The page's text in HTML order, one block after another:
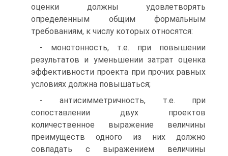
оценки должны удовлетворять
определенным общим формальным
требованиям, к числу которых относятся:
- монотонность, т.е. при повышении
результатов и уменьшении затрат оценка
эффективности проекта при прочих равных
условиях должна повышаться;
- антисимметричность, т.е. при
сопоставлении двух проектов
количественное выражение величины
преимуществ одного из них должно
совпадать с выражением величины